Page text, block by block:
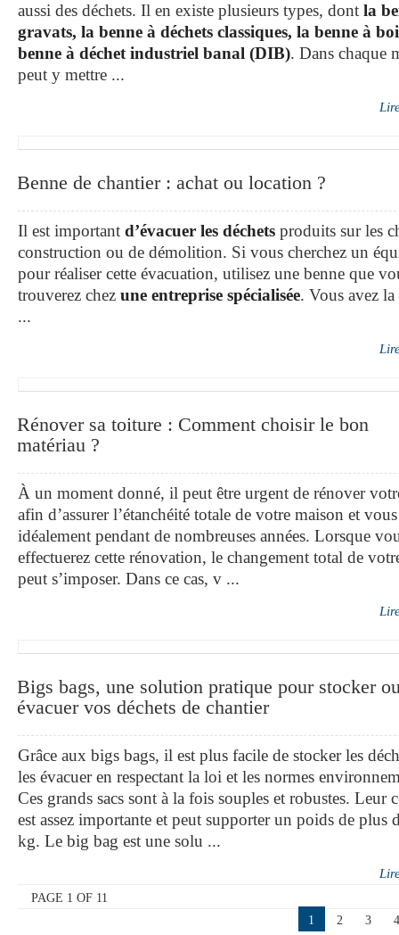
aussi des déchets. Il en existe plusieurs types, dont la
gravats, la benne à déchets classiques, la benne à
benne à déchet industriel banal (DIB). Dans chaque
peut y mettre ...
Benne de chantier : achat ou location ?
Il est important d’évacuer les déchets produits sur les
construction ou de démolition. Si vous cherchez un
pour réaliser cette évacuation, utilisez une benne que
trouverez chez une entreprise spécialisée. Vous avez
...
Rénover sa toiture : Comment choisir le bon
matériau ?
À un moment donné, il peut être urgent de rénover
afin d’assurer l’étanchéité totale de votre maison et
idéalement pendant de nombreuses années. Lorsque
effectuerez cette rénovation, le changement total de
peut s’imposer. Dans ce cas, v ...
Bigs bags, une solution pratique pour stocker
évacuer vos déchets de chantier
Grâce aux bigs bags, il est plus facile de stocker les
les évacuer en respectant la loi et les normes
Ces grands sacs sont à la fois souples et robustes. Leur
est assez importante et peut supporter un poids de plus
kg. Le big bag est une solu ...
PAGE 1 OF 11
1
2 3